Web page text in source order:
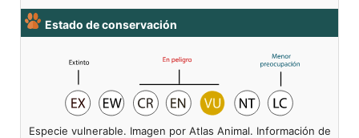
Estado de conservación
Especie vulnerable. Imagen por Atlas Animal. Información de